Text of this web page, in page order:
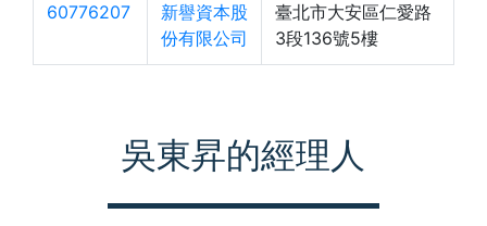
60776207
新譽資本股
份有限公司
臺北市大安區仁愛路
3段136號5樓
吳東昇的經理人